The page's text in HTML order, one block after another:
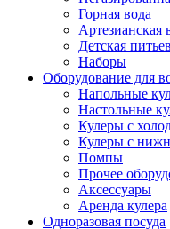
Горная вода
Артезианская
Детская
Наборы
Оборудование для
Напольные
Настольные
Кулеры с
Кулеры с
Помпы
Прочее
Аксессуары
Аренда кулера
Одноразовая посуда